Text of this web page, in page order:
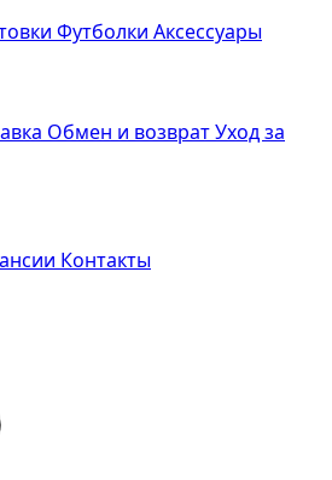
Футболки Аксессуары
Обмен и возвратУход за
Контакты